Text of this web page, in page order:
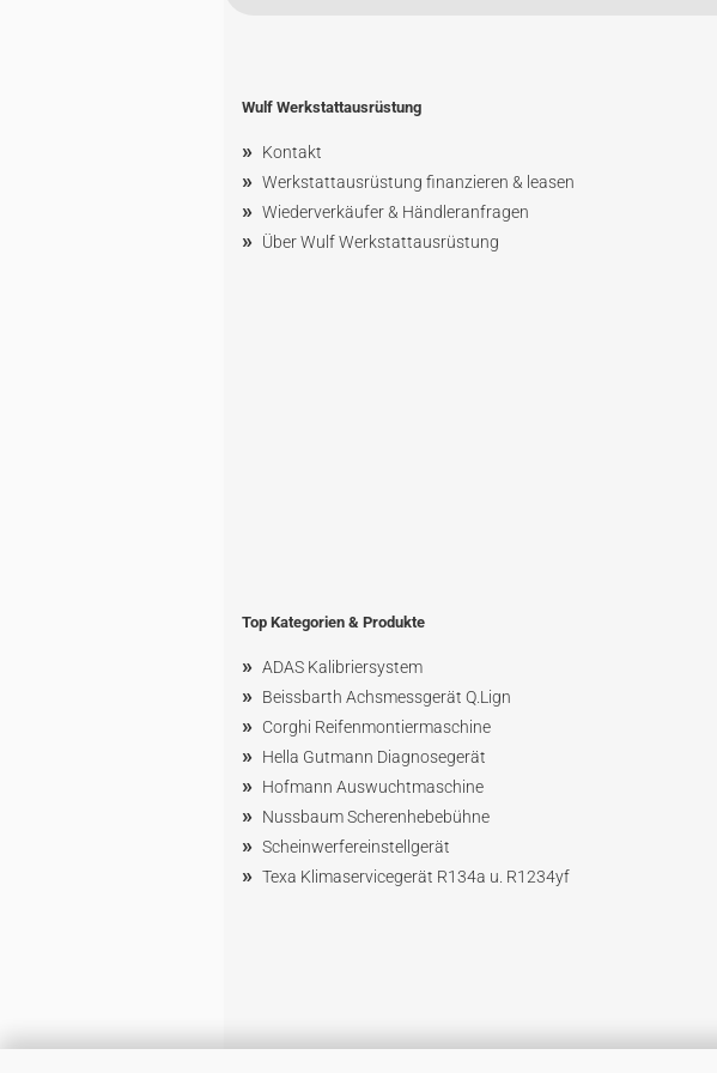
Wulf Werkstattausrüstung
» Kontakt
» Werkstattausrüstung finanzieren & leasen
» Wiederverkäufer & Händleranfragen
» Über Wulf Werkstattausrüstung
Top Kategorien & Produkte
» ADAS Kalibriersystem
» Beissbarth Achsmessgerät Q.Lign
» Corghi Reifenmontiermaschine
» Hella Gutmann Diagnosegerät
» Hofmann Auswuchtmaschine
» NussbaumScherenhebebühne
» Scheinwerfereinstellgerät
» Texa Klimaservicegerät R134a u. R1234yf